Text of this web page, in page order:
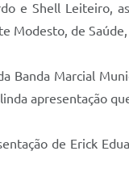
e Shell Leiteiro,
Modesto, de
Banda Marcial
apresentação
de Erick